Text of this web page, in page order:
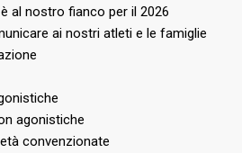
al nostro fianco per il 2026
ai nostri atleti e le famiglie
agonistiche
convenzionate